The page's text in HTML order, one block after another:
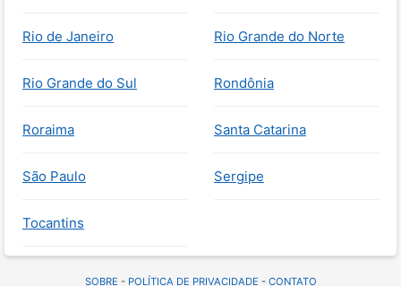
Rio de Janeiro Rio Grande do Norte
Rio Grande do Sul Rondônia
Roraima Santa Catarina
São Paulo Sergipe
Tocantins
SOBRE - POLÍTICA DE PRIVACIDADE - CONTATO